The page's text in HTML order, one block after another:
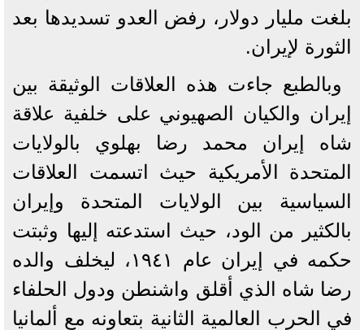
بلغت مليار دولار، رفض العدو تسديدها بعد
الثورة لإيران.
وبالطبع جاءت هذه العلاقات الوثيقة بين
إيران والكيان الصهيوني على خلفية علاقة
شاه إيران محمد رضا بهلوي بالولايات
المتحدة الأمريكية حيث اتسمت العلاقات
السياسية بين الولايات المتحدة وإيران
بالكثير من الود، حيث استدعته إليها وثبتت
حكمه في إيران عام ١٩٤١، ليخلف والده
رضا شاه الذي أقلق واشنطن ودول الحلفاء
في الحرب العالمية الثانية بتعاونه مع ألمانيا